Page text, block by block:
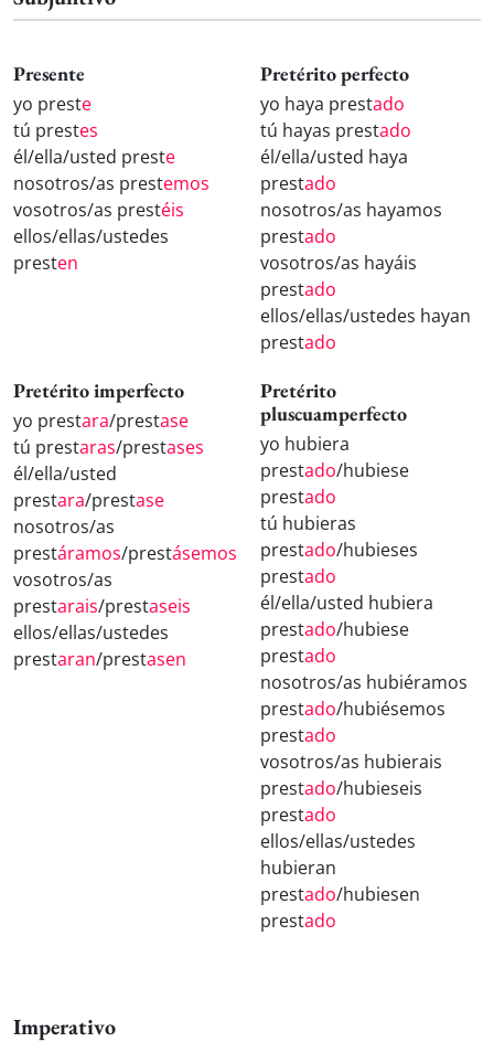
Presente
yo preste
tú prestes
él/ella/usted preste
nosotros/as prestemos
vosotros/as prestéis
ellos/ellas/ustedes
presten
Pretérito perfecto
yo haya prestado
tú hayas prestado
él/ella/usted haya
prestado
nosotros/as hayamos
prestado
vosotros/as hayáis
prestado
ellos/ellas/ustedes hayan
prestado
Pretérito imperfecto
yo prestara/prestase
tú prestaras/prestases
él/ella/usted
prestara/prestase
nosotros/as
prestáramos/prestásemos
vosotros/as
prestarais/prestaseis
ellos/ellas/ustedes
prestaran/prestasen
Pretérito
pluscuamperfecto
yo hubiera
prestado/hubiese
prestado
tú hubieras
prestado/hubieses
prestado
él/ella/usted hubiera
prestado/hubiese
prestado
nosotros/as hubiéramos
prestado/hubiésemos
prestado
vosotros/as hubierais
prestado/hubieseis
prestado
ellos/ellas/ustedes
hubieran
prestado/hubiesen
prestado
Imperativo